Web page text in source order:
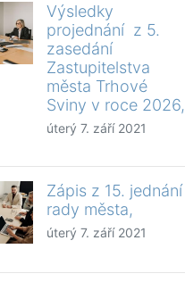
Výsledky
projednání z 5.
zasedání
Zastupitelstva
města Trhové
Sviny v roce 2026,
úterý 7. září 2021
Zápis z 15. jednání
rady města,
úterý 7. září 2021